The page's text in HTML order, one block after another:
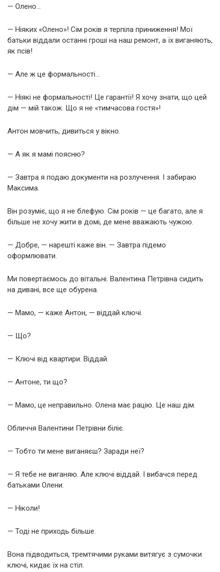
— Олено…
— Ніяких «Олено»! Сім років я терпіла приниження! Мої
батьки віддали останні гроші на наш ремонт, а їх виганяють,
як псів!
— Але ж це формальності…
— Ніякі не формальності! Це гарантії! Я хочу знати, що цей
дім — мій також. Що я не «тимчасова гостя»!
Антон мовчить, дивиться у вікно.
— А як я мамі поясню?
— Завтра я подаю документи на розлучення. І забираю
Максима.
Він розуміє, що я не блефую. Сім років — це багато, але я
більше не хочу жити в домі, де мене вважають чужою.
— Добре, — нарешті каже він. — Завтра підемо
оформлювати.
Ми повертаємось до вітальні. Валентина Петрівна сидить
на дивані, все ще обурена.
— Мамо, — каже Антон, — віддай ключі.
— Що?
— Ключі від квартири. Віддай.
— Антоне, ти що?
— Мамо, це неправильно. Олена має рацію. Це наш дім.
Обличчя Валентини Петрівни біліє.
— Тобто ти мене виганяєш? Заради неї?
— Я тебе не виганяю. Але ключі віддай. І вибачся перед
батьками Олени.
— Ніколи!
— Тоді не приходь більше.
Вона підводиться, тремтячими руками витягує з сумочки
ключі, кидає їх на стіл.